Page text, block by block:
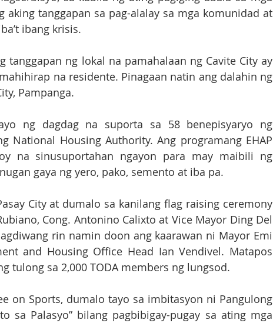
aking tanggapan sa pag-alalay sa mga komunidad at
ibang krisis.
tanggapan ng lokal na pamahalaan ng Cavite City ay
na residente. Pinagaan natin ang dalahin ng
Pampanga.
ng dagdag na suporta sa 58 benepisyaryo ng
National Housing Authority. Ang programang EHAP
na sinusuportahan ngayon para may maibili ng
gaya ng yero, pako, semento at iba pa.
City at dumalo sa kanilang flag raising ceremony
Cong. Antonino Calixto at Vice Mayor Ding Del
rin namin doon ang kaarawan ni Mayor Emi
and Housing Office Head Ian Vendivel. Matapos
tulong sa 2,000 TODA members ng lungsod.
on Sports, dumalo tayo sa imbitasyon ni Pangulong
sa Palasyo” bilang pagbibigay-pugay sa ating mga